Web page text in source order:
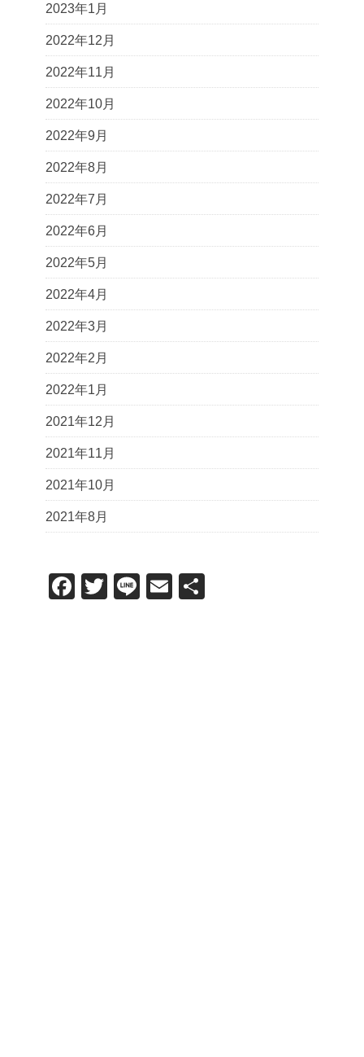
2023年1月
2022年12月
2022年11月
2022年10月
2022年9月
2022年8月
2022年7月
2022年6月
2022年5月
2022年4月
2022年3月
2022年2月
2022年1月
2021年12月
2021年11月
2021年10月
2021年8月
F
T
Li
E